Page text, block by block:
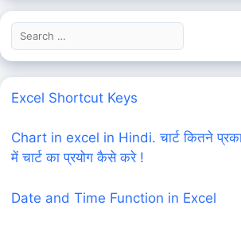
Search
for:
Excel Shortcut Keys
Chart in excel in Hindi. चार्ट कितने
में चार्ट का प्रयोग कैसे करे !
Date and Time Function in Excel